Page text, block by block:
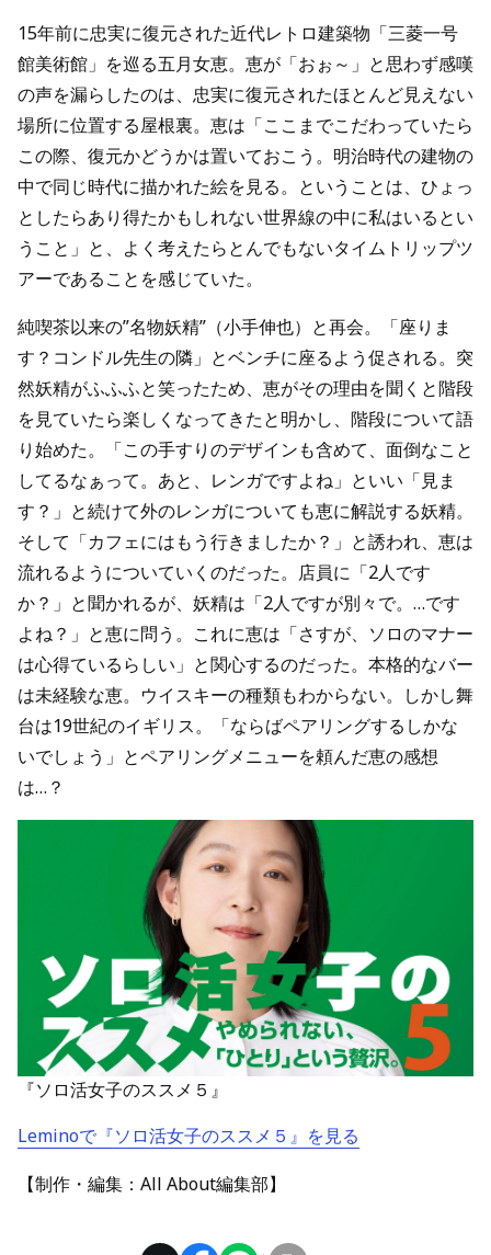
15年前に忠実に復元された近代レトロ建築物「三菱一号
館美術館」を巡る五月女恵。恵が「おぉ～」と思わず感嘆
の声を漏らしたのは、忠実に復元されたほとんど見えない
場所に位置する屋根裏。恵は「ここまでこだわっていたら
この際、復元かどうかは置いておこう。明治時代の建物の
中で同じ時代に描かれた絵を見る。ということは、ひょっ
としたらあり得たかもしれない世界線の中に私はいるとい
うこと」と、よく考えたらとんでもないタイムトリップツ
アーであることを感じていた。
純喫茶以来の”名物妖精”（小手伸也）と再会。「座りま
す？コンドル先生の隣」とベンチに座るよう促される。突
然妖精がふふふと笑ったため、恵がその理由を聞くと階段
を見ていたら楽しくなってきたと明かし、階段について語
り始めた。「この手すりのデザインも含めて、面倒なこと
してるなぁって。あと、レンガですよね」といい「見ま
す？」と続けて外のレンガについても恵に解説する妖精。
そして「カフェにはもう行きましたか？」と誘われ、恵は
流れるようについていくのだった。店員に「2人です
か？」と聞かれるが、妖精は「2人ですが別々で。…です
よね？」と恵に問う。これに恵は「さすが、ソロのマナー
は心得ているらしい」と関心するのだった。本格的なバー
は未経験な恵。ウイスキーの種類もわからない。しかし舞
台は19世紀のイギリス。「ならばペアリングするしかな
いでしょう」とペアリングメニューを頼んだ恵の感想
は…？
『ソロ活女子のススメ５』
Leminoで『ソロ活女子のススメ５』を見る
【制作・編集：All About編集部】